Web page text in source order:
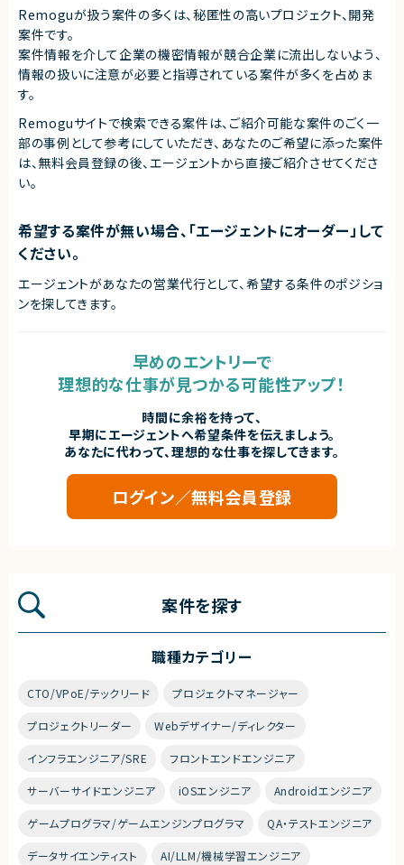
◎大規模toC向けサービスの開発に携われるため、高トラフィック環境での
経験を積むことができます！
◎PLポジションとしてチーム推進やメンバーフォローなど、マネジメントスキ
ルを活かせる環境です！
◎AWS環境での開発経験を実践的に活用でき、クラウド領域の知見をさら
に深められます！
◎基本フルリモートで参画可能なため、柔軟な働き方を実現できます！
を積むことができます！
Remoguが扱う案件の多くは、秘匿性の高いプロジェクト、開発
案件です。
案件情報を介して企業の機密情報が競合企業に流出しないよう、
情報の扱いに注意が必要と指導されている案件が多くを占めま
す。
Remoguサイトで検索できる案件は、ご紹介可能な案件のごく一
部の事例として参考にしていただき、 あなたのご希望に添った案件
は、無料会員登録の後、エージェントから直接ご紹介させてくださ
い。
希望する案件が無い場合、「エージェントにオーダー」して
ください。
エージェントがあなたの営業代行として、希望する条件のポジショ
ンを探してきます。
早めのエントリーで
理想的な仕事が見つかる可能性アップ！
時間に余裕を持って、
早期にエージェントへ希望条件を伝えましょう。
あなたに代わって、理想的な仕事を探してきます。
ログイン／無料会員登録
案件を探す
職種カテゴリー
CTO/VPoE/テックリード プロジェクトマネージャー
プロジェクトリーダー Webデザイナー/ディレクター
インフラエンジニア/SRE フロントエンドエンジニア
サーバーサイドエンジニア iOSエンジニア Androidエンジニア
ゲームプログラマ/ゲームエンジンプログラマ QA・テストエンジニア
データサイエンティスト AI/LLM/機械学習エンジニア